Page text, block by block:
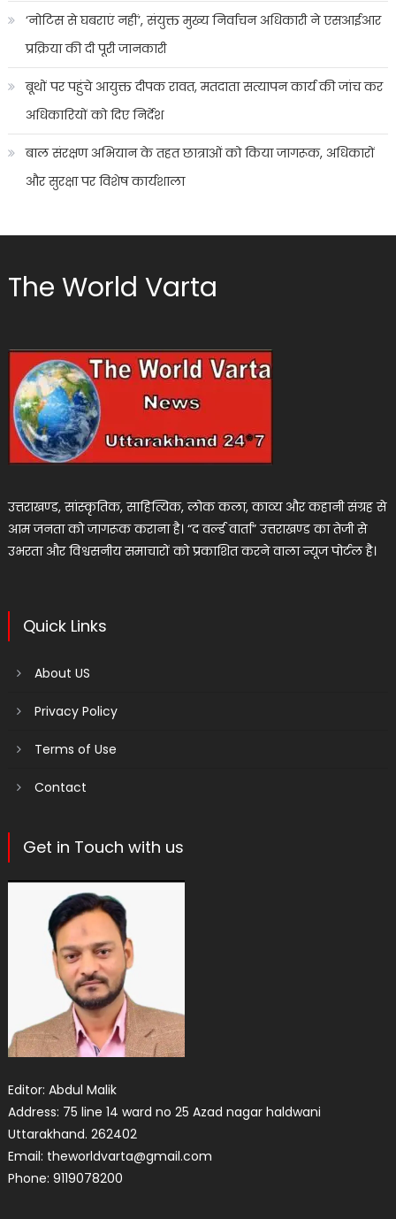
‘नोटिस से घबराएं नहीं’, संयुक्त मुख्य निर्वाचन अधिकारी ने एसआईआर
प्रक्रिया की दी पूरी जानकारी
बूथों पर पहुंचे आयुक्त दीपक रावत, मतदाता सत्यापन कार्य की जांच कर
अधिकारियों को दिए निर्देश
बाल संरक्षण अभियान के तहत छात्राओं को किया जागरूक, अधिकारों
और सुरक्षा पर विशेष कार्यशाला
The World Varta
उत्तराखण्ड, सांस्कृतिक, साहित्यिक, लोक कला, काव्य और कहानी संग्रह से
आम जनता को जागरूक कराना है। “द वर्ल्ड वार्ता” उत्तराखण्ड का तेजी से
उभरता और विश्वसनीय समाचारों को प्रकाशित करने वाला न्यूज पोर्टल है।
Quick Links
About US
Privacy Policy
Terms of Use
Contact
Get in Touch with us
Editor: Abdul Malik
Address: 75 line 14 ward no 25 Azad nagar haldwani
Uttarakhand. 262402
Email: theworldvarta@gmail.com
Phone: 9119078200